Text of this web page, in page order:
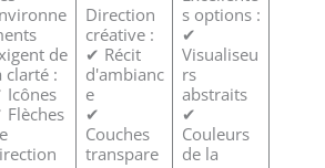
de
clarté :
Icônes
Flèches
Direction
créative :
✔ Récit
d'ambianc
e
✔
Couches
transpare
s options :
✔
Visualiseu
rs
abstraits
✔
Couleurs
de la